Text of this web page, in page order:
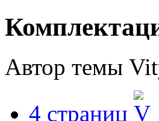
Автор темы
4 страниц